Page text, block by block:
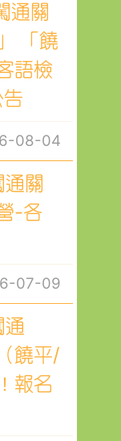
通關
「饒
語檢
08-04
通關
-各
07-09
通
饒平/
報名